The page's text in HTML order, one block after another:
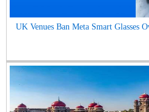
UK Venues Ban Meta Smart Glasses